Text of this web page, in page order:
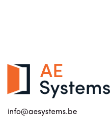
info@aesystems.be